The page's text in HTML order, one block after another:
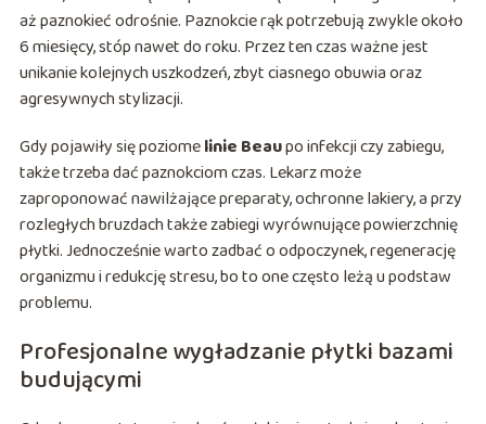
aż paznokieć odrośnie. Paznokcie rąk potrzebują zwykle około
6 miesięcy, stóp nawet do roku. Przez ten czas ważne jest
unikanie kolejnych uszkodzeń, zbyt ciasnego obuwia oraz
agresywnych stylizacji.
Gdy pojawiły się poziomelinie Beaupo infekcji czy zabiegu,
także trzeba dać paznokciom czas. Lekarz może
zaproponować nawilżające preparaty, ochronne lakiery, a przy
rozległych bruzdach także zabiegi wyrównujące powierzchnię
płytki. Jednocześnie warto zadbać o odpoczynek, regenerację
organizmu i redukcję stresu, bo to one często leżą u podstaw
problemu.
Profesjonalne wygładzanie płytki bazami
budującymi